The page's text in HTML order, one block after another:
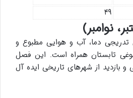
۴۹
نوامبر)
تدریجی دما، آب و هوایی مطبوع و
تابستان همراه است. این فصل
بازدید از شهرهای تاریخی ایده آل